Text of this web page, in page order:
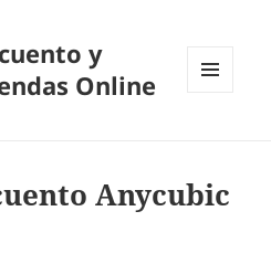
y
Online
Anycubic